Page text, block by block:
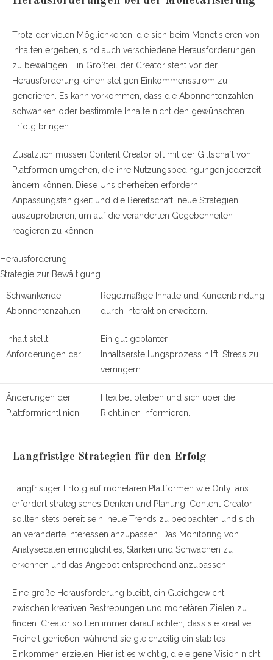
Trotz der vielen Möglichkeiten, die sich beim Monetisieren von
Inhalten ergeben, sind auch verschiedene Herausforderungen
zu bewältigen. Ein Großteil der Creator steht vor der
Herausforderung, einen stetigen Einkommensstrom zu
generieren. Es kann vorkommen, dass die Abonnentenzahlen
schwanken oder bestimmte Inhalte nicht den gewünschten
Erfolg bringen.
Zusätzlich müssen Content Creator oft mit der Giltschaft von
Plattformen umgehen, die ihre Nutzungsbedingungen jederzeit
ändern können. Diese Unsicherheiten erfordern
Anpassungsfähigkeit und die Bereitschaft, neue Strategien
auszuprobieren, um auf die veränderten Gegebenheiten
reagieren zu können.
Herausforderung
Strategie zur Bewältigung
Schwankende
Abonnentenzahlen
Regelmäßige Inhalte und Kundenbindung
durch Interaktion erweitern.
Inhalt stellt
Anforderungen dar
Ein gut geplanter
Inhaltserstellungsprozess hilft, Stress zu
verringern.
Änderungen der
Plattformrichtlinien
Flexibel bleiben und sich über die
Richtlinien informieren.
Langfristige Strategien für den Erfolg
Langfristiger Erfolg auf monetären Plattformen wie OnlyFans
erfordert strategisches Denken und Planung. Content Creator
sollten stets bereit sein, neue Trends zu beobachten und sich
an veränderte Interessen anzupassen. Das Monitoring von
Analysedaten ermöglicht es, Stärken und Schwächen zu
erkennen und das Angebot entsprechend anzupassen.
Eine große Herausforderung bleibt, ein Gleichgewicht
zwischen kreativen Bestrebungen und monetären Zielen zu
finden. Creator sollten immer darauf achten, dass sie kreative
Freiheit genießen, während sie gleichzeitig ein stabiles
Einkommen erzielen. Hier ist es wichtig, die eigene Vision nicht